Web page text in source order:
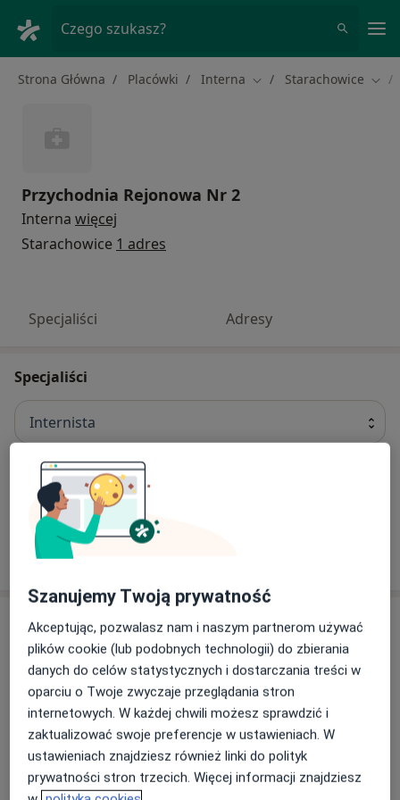
Czego szukasz?
Strona Główna Placówki Interna Zmień miasto
Starachowice
Przychodnia Rejonowa Nr 2
Interna więcej
Starachowice 1 adres
Specjaliści Adresy
Specjaliści
Internista
lek. Stefan Ścibisz
Internista
Adres
Powiększ mapę
Przychodnia Rejonowa Nr 2
Murarska 14, 27-200 Starachowice
Szanujemy Twoją prywatność
Akceptując, pozwalasz nam i naszym partnerom używać
plików cookie (lub podobnych technologii) do zbierania
danych do celów statystycznych i dostarczania treści w
oparciu o Twoje zwyczaje przeglądania stron
internetowych. W każdej chwili możesz sprawdzić i
zaktualizować swoje preferencje w ustawieniach. W
ustawieniach znajdziesz również linki do polityk
prywatności stron trzecich. Więcej informacji znajdziesz